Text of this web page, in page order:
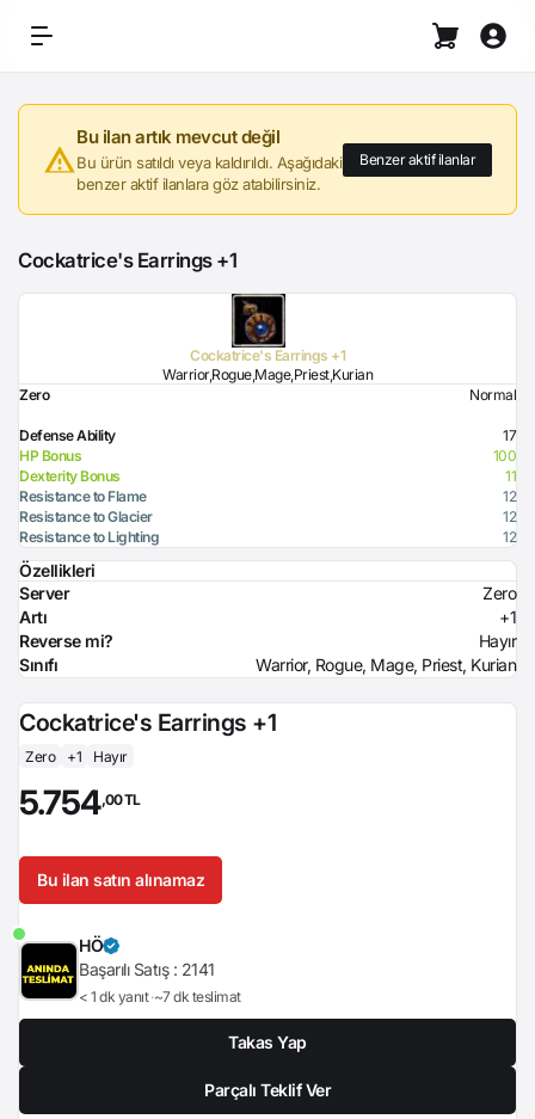
Bu ilan artık mevcut değil
Bu ürün satıldı veya kaldırıldı. Aşağıdaki
benzer aktif ilanlara göz atabilirsiniz.
Benzer aktif ilanlar
Cockatrice's Earrings +1
Cockatrice's Earrings +1
Warrior,Rogue,Mage,Priest,Kurian
Zero
Normal
Defense Ability
17
HP Bonus
100
Dexterity Bonus
11
Resistance to Flame
12
Resistance to Glacier
12
Resistance to Lighting
12
Özellikleri
Server
Zero
Artı
+1
Reverse mi?
Hayır
Sınıfı
Warrior, Rogue, Mage, Priest, Kurian
Cockatrice's Earrings +1
Zero +1 Hayır
5.754,00 TL
Bu ilan satın alınamaz
HÖ
Başarılı Satış : 2141
< 1 dk yanıt ~7 dk teslimat
Takas Yap
Parçalı Teklif Ver